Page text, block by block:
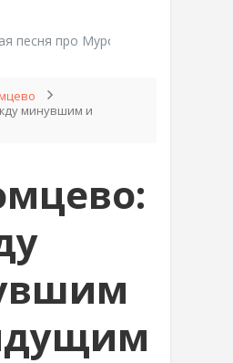
песня про Муром: «Былинный
минувшим и